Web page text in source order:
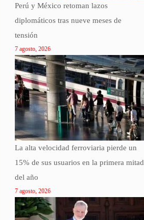
Perú y México retoman lazos
diplomáticos tras nueve meses de
tensión
7 agosto, 2026
La alta velocidad ferroviaria pierde un
15% de sus usuarios en la primera mitad
del año
7 agosto, 2026